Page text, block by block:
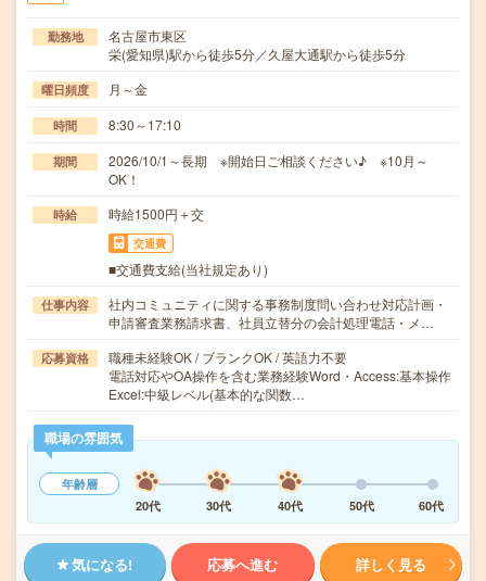
勤務地
名古屋市東区
栄(愛知県)駅から徒歩5分／久屋大通駅から徒歩5分
曜日頻度 月～金
時間 8:30～17:10
期間
2026/10/1～長期 ※開始日ご相談ください♪ ※10月～
OK！
時給 時給1500円＋交
交通費
■交通費支給(当社規定あり)
仕事内容
社内コミュニティに関する事務制度問い合わせ対応計画・
申請審査業務請求書、社員立替分の会計処理電話・メ…
応募資格
職種未経験OK / ブランクOK / 英語力不要
電話対応やOA操作を含む業務経験Word・Access:基本操作
Excel:中級レベル(基本的な関数…
職場の雰囲気
年齢層
20代
30代 40代 50代 60代
気になる! 応募へ進む 詳しく見る